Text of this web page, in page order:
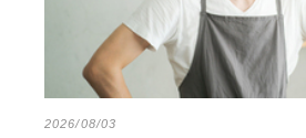
2026/08/03